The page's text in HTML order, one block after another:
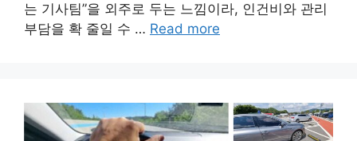
는 기사팀”을 외주로 두는 느낌이라, 인건비와 관리
부담을 확 줄일 수 … Read more